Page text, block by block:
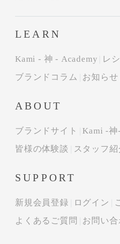
LEARN
Kami - 神 - Academy
レ
ブランドコラム
お知らせ
ABOUT
ブランドサイト
Kami -神
皆様の体験談
スタッフ紹
SUPPORT
新規会員登録 ログイン
よくあるご質問
お問い合